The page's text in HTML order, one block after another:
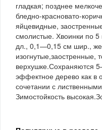
гладкая; позднее
бледно-красновато-
яйцевидные,
смолистые. Хвоинки по
дл., 0,1—0,15 см шир.,
изогнутые,заостренные,
верхушке.Сохраняются
эффектное дерево как в
сочетании с
Зимостойкость